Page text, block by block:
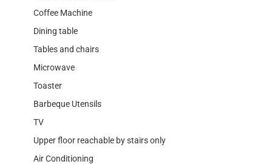
Coffee Machine
Dining table
Tables and chairs
Microwave
Toaster
Barbeque Utensils
TV
Upper floor reachable by stairs only
Air Conditioning